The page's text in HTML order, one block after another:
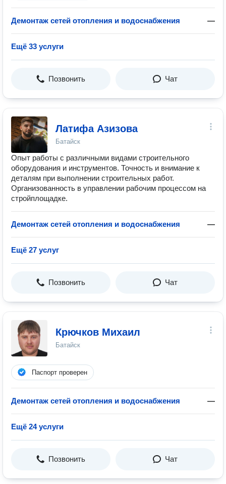
Демонтаж сетей отопления и водоснабжения —
Ещё 33 услуги
Позвонить Чат
Латифа Азизова
Батайск
Опыт работы с различными видами строительного
оборудования и инструментов. Точность и внимание к
деталям при выполнении строительных работ.
Организованность в управлении рабочим процессом на
стройплощадке.
Демонтаж сетей отопления и водоснабжения —
Ещё 27 услуг
Позвонить Чат
Крючков Михаил
Батайск
Паспорт проверен
Демонтаж сетей отопления и водоснабжения —
Ещё 24 услуги
Позвонить Чат